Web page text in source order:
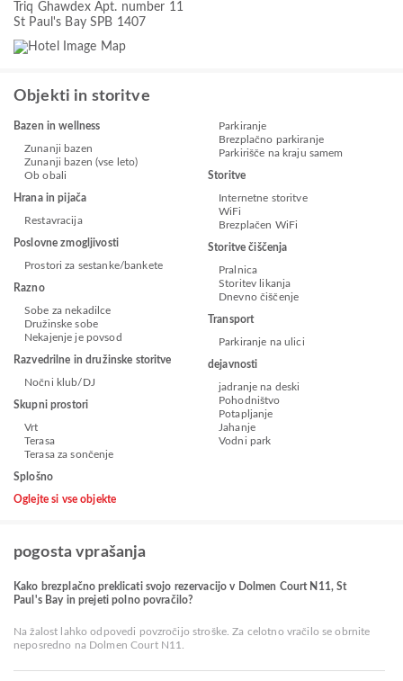
Triq Ghawdex Apt. number 11
St Paul's Bay SPB 1407
Objekti in storitve
Bazen in wellness
Zunanji bazen
Zunanji bazen (vse leto)
Ob obali
Hrana in pijača
Restavracija
Poslovne zmogljivosti
Prostori za sestanke/bankete
Razno
Sobe za nekadilce
Družinske sobe
Nekajenje je povsod
Razvedrilne in družinske storitve
Nočni klub/DJ
Skupni prostori
Vrt
Terasa
Terasa za sončenje
Splošno
Parkiranje
Brezplačno parkiranje
Parkirišče na kraju samem
Storitve
Internetne storitve
WiFi
Brezplačen WiFi
Storitve čiščenja
Pralnica
Storitev likanja
Dnevno čiščenje
Transport
Parkiranje na ulici
dejavnosti
jadranje na deski
Pohodništvo
Potapljanje
Jahanje
Vodni park
Oglejte si vse objekte
pogosta vprašanja
Kako brezplačno preklicati svojo rezervacijo v Dolmen Court N11, St
Paul's Bay in prejeti polno povračilo?
Na žalost lahko odpovedi povzročijo stroške. Za celotno vračilo se obrnite
neposredno na Dolmen Court N11.